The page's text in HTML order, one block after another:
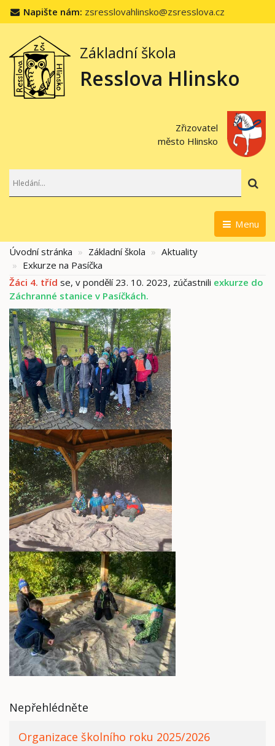
Napište nám: zsresslovahlinsko@zsresslova.cz
Základní škola
Resslova Hlinsko
Zřizovatel
město Hlinsko
Menu
Úvodní stránka Základní škola
Aktuality
Exkurze na Pasíčka
Žáci 4. tříd se, v pondělí 23. 10. 2023, zúčastnili exkurze do
Záchranné stanice v Pasíčkách.
Nepřehlédněte
Organizace školního roku 2025/2026